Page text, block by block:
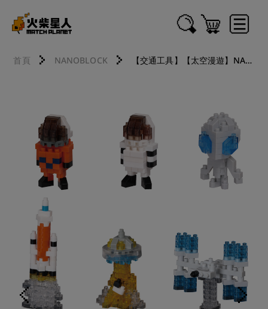
首頁 NANOBLOCK 【交通工具】【太空漫遊】NANOBLOCK積木 NBMC_58 Mininano 宇宙系列收藏